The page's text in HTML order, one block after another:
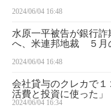
2024/06/04 16:48
水原一平被告が銀行
へ、米連邦地裁 ５月
2024/06/04 16:48
会社貸与のクレカで
活費と投資に使った
2024/06/04 16:34